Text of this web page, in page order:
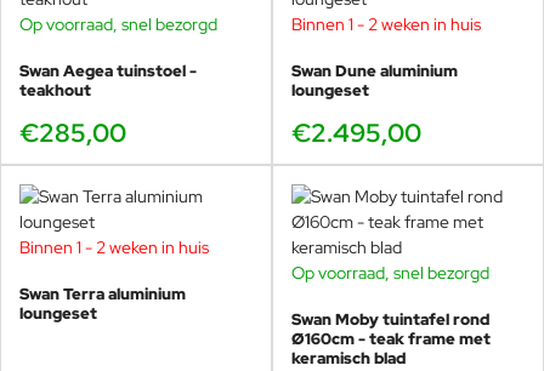
Op voorraad, snel bezorgd
Swan Aegea tuinstoel -
teakhout
€285,00
Binnen 1 - 2 weken in huis
Swan Dune aluminium
loungeset
€2.495,00
Binnen 1 - 2 weken in huis
Swan Terra aluminium
loungeset
Op voorraad, snel bezorgd
Swan Moby tuintafel rond
Ø160cm - teak frame met
keramisch blad